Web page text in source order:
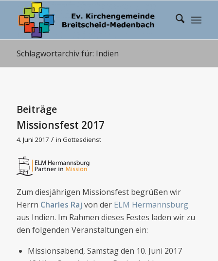
Schlagwortarchiv für: Indien
Beiträge
Missionsfest 2017
4. Juni 2017 / in Gottesdienst
Zum diesjährigen Missionsfest begrüßen wir
Herrn Charles Raj von der ELM Hermannsburg
aus Indien. Im Rahmen dieses Festes laden wir zu
den folgenden Veranstaltungen ein:
Missionsabend, Samstag den 10. Juni 2017